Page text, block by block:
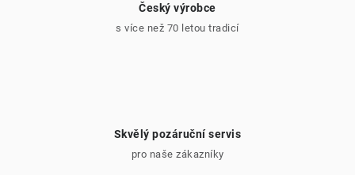
Český výrobce
s více než 70 letou tradicí
Skvělý pozáruční servis
pro naše zákazníky